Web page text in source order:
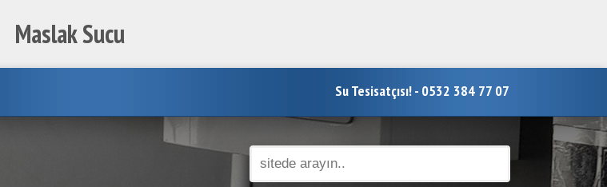
Maslak Sucu
Su Tesisatçısı! - 0532 384 77 07